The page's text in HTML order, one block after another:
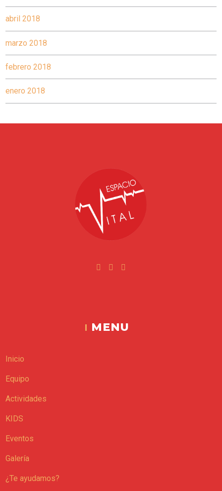
abril 2018
marzo 2018
febrero 2018
enero 2018
FacebookInstagram
MENU
Inicio
Equipo
Actividades
KIDS
Eventos
Galería
¿Te ayudamos?